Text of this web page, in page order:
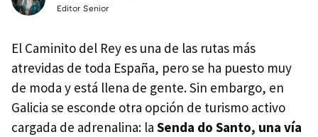
Editor Senior
El Caminito del Rey es una de las rutas más
atrevidas de toda España, pero se ha puesto muy
de moda y está llena de gente. Sin embargo, en
Galicia se esconde otra opción de turismo activo
cargada de adrenalina: la Senda do Santo, una vía